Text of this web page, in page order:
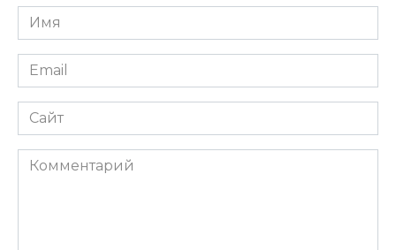
Имя
*
Email
*
Сайт
Комментарий